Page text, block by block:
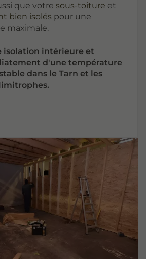
que votre sous-toiture et
bien isolés pour une
maximale.
isolation intérieure et
d'une température
dans le Tarn et les